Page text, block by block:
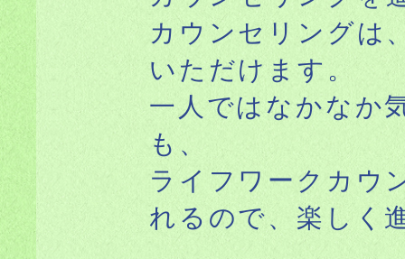
カウンセリングは
いただけます。
一人ではなかなか
も、
ライフワークカウ
れるので、楽しく